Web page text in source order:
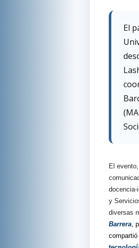
El
El
docencia-
y
diversas
Barrera ,